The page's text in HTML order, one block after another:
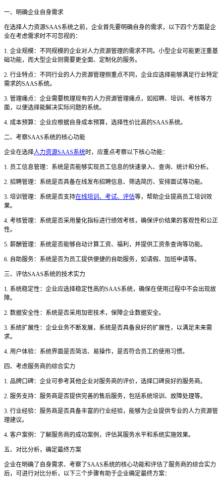
一、明确企业自身需求
在选择人力资源SAAS系统之前，企业首先要明确自身的需求，以下四个方面是企
业在考虑需求时不可忽视的：
1. 企业规模：不同规模的企业对人力资源管理的需求不同。小型企业可能更注重基
础功能，而大型企业则需要更全面、定制化的服务。
2. 行业特点：不同行业的人力资源管理侧重点不同，企业应选择能够满足行业特定
需求的SAAS系统。
3. 管理痛点：企业需要梳理现有的人力资源管理痛点，如招聘、培训、考核等方
面，以便选择能解决实际问题的系统。
4. 成本预算：企业应根据自身成本预算，选择性价比高的SAAS系统。
二、考察SAAS系统的核心功能
企业在选择人力资源SAAS系统时，应重点考察以下核心功能：
1. 员工信息管理：系统是否能够实现员工信息的快速录入、查询、统计和分析。
2. 招聘管理：系统是否具备在线发布招聘信息、筛选简历、安排面试等功能。
3. 培训管理：系统是否支持在线培训、考试、评估等，帮助企业提高员工培训效
果。
4. 考核管理：系统是否采用量化指标进行绩效考核，确保评价结果的客观性和公正
性。
5. 薪酬管理：系统是否能够自动计算工资、福利，并提供工资条查询等功能。
6. 自助服务：系统是否为员工提供便捷的自助服务，如请假、加班申请等。
三、评估SAAS系统的技术实力
1. 系统稳定性：企业应选择稳定性高的SAAS系统，确保在使用过程中不会出现故
障。
2. 数据安全性：系统是否采用加密技术，保障企业数据安全。
3. 系统扩展性：企业业务不断发展，系统是否具备良好的扩展性，以满足未来需
求。
4. 用户体验：系统界面是否简洁、易操作，是否符合员工的使用习惯。
四、考虑服务商的综合实力
1. 品牌口碑：企业可参考其他企业对服务商的评价，选择口碑良好的服务商。
2. 服务支持：服务商是否提供完善的售后服务，包括系统培训、故障处理等。
3. 行业经验：服务商是否具备丰富的行业经验，能够为企业提供专业的人力资源管
理建议。
4. 客户案例：了解服务商的成功案例，评估其服务水平和系统实施效果。
五、对比分析，确定最终方案
企业在明确了自身需求、考察了SAAS系统的核心功能和评估了服务商的综合实力
后，可进行对比分析，以下三个步骤有助于企业确定最终方案：